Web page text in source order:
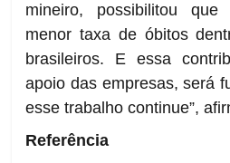
mineiro, possibilitou
menor taxa de óbitos
brasileiros. E essa
apoio das empresas, será
esse trabalho continue”,
Referência